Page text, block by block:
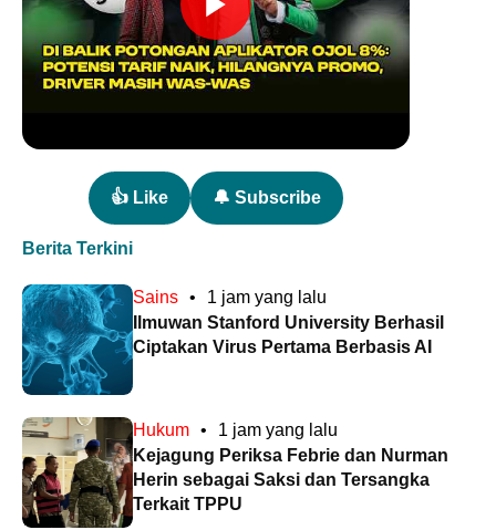
👍 Like 🔔 Subscribe
Berita Terkini
Sains •
1 jam yang lalu
Ilmuwan Stanford University Berhasil
Ciptakan Virus Pertama Berbasis AI
Hukum •
1 jam yang lalu
Kejagung Periksa Febrie dan Nurman
Herin sebagai Saksi dan Tersangka
Terkait TPPU